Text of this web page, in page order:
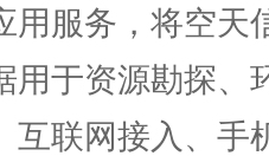
用服务，将空天
用于资源勘探、
互联网接入、手